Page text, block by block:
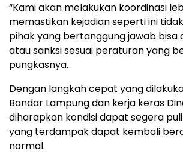
“Kami akan melakukan koordinasi
memastikan kejadian seperti ini
pihak yang bertanggung jawab bisa
atau sanksi sesuai peraturan yang
pungkasnya.
Dengan langkah cepat yang
Bandar Lampung dan kerja keras
diharapkan kondisi dapat segera
yang terdampak dapat kembali
normal.